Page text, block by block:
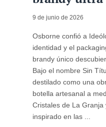
9 de junio de 2026
Osborne confió a
identidad y el
brandy único
Bajo el nombre Sin
destilado como una
botella artesanal a
Cristales de La
inspirado en las ...